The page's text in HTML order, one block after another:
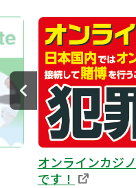
オンラインカジ
です！